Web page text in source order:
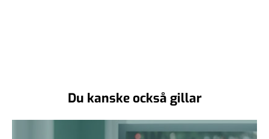
Du kanske också gillar